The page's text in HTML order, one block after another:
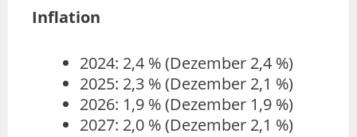
Inflation
2024: 2,4 % (Dezember 2,4 %)
2025: 2,3 % (Dezember 2,1 %)
2026: 1,9 % (Dezember 1,9 %)
2027: 2,0 % (Dezember 2,1 %)